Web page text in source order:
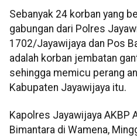
Sebanyak 24 korban yang
gabungan dari Polres
1702/Jayawijaya dan Pos
adalah korban jembatan
sehingga memicu perang
Kabupaten Jayawijaya itu.
Kapolres Jayawijaya AKBP
Bimantara di Wamena,